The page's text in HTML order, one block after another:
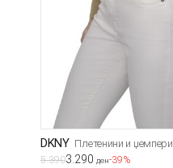
DKNY Плетенини и џемпери
5.3903.290 ден-39%